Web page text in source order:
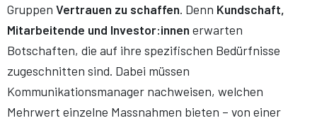
Gruppen Vertrauen zu schaffen. Denn Kundschaft,
Mitarbeitende und Investor:innen erwarten
Botschaften, die auf ihre spezifischen Bedürfnisse
zugeschnitten sind. Dabei müssen
Kommunikationsmanager nachweisen, welchen
Mehrwert einzelne Massnahmen bieten – von einer